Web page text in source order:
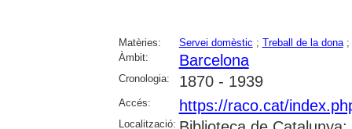
Matèries: Servei domèstic ; Treball de la dona;
Àmbit:
Barcelona
Cronologia: 1870 - 1939
Accés: https://raco.cat/
Localització: